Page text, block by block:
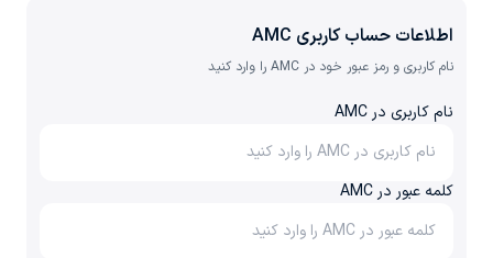
اطلاعات حساب کاربری AMC
نام کاربری و رمز عبور خود در AMC را وارد کنید
نام کاربری در AMC
کلمه عبور در AMC